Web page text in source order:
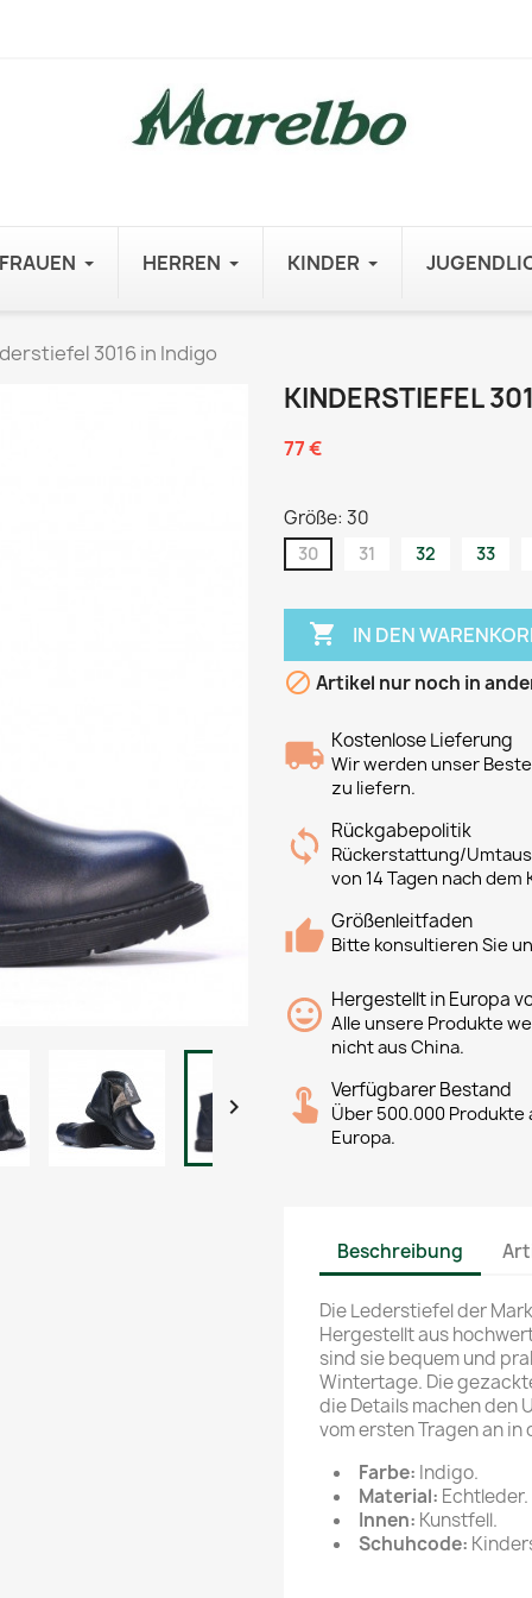
FRAUEN HERREN KINDER
3016 in Indigo

KINDERSTIEFEL
77 €
Größe: 30
30 31 32 33
 IN DEN
 Artikel nur noch in
Kostenlose Lieferung
Wir werden unser
zu liefern.
Rückgabepolitik
Rückerstattung/
von 14 Tagen nach dem
Größenleitfaden
Bitte konsultieren Sie
Hergestellt in Europa
Alle unsere Produkte
nicht aus China.
Verfügbarer Bestand
Über 500.000
Europa.
Beschreibung
Die Lederstiefel der
Hergestellt aus
sind sie bequem und
Wintertage. Die
die Details machen den
vom ersten Tragen an
Farbe: Indigo.
Material: Echtleder.
Innen: Kunstfell.
Schuhcode: